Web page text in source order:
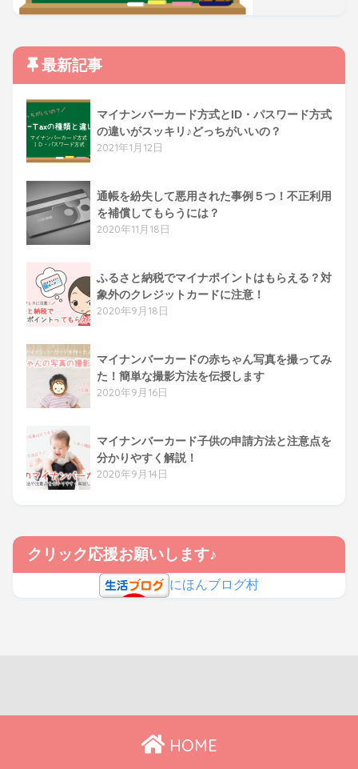
最新記事
マイナンバーカード方式とID・パスワード方式
の違いがスッキリ♪どっちがいいの？
2021年1月12日
通帳を紛失して悪用された事例５つ！不正利用
を補償してもらうには？
2020年11月18日
ふるさと納税でマイナポイントはもらえる？対
象外のクレジットカードに注意！
2020年9月18日
マイナンバーカードの赤ちゃん写真を撮ってみ
た！簡単な撮影方法を伝授します
2020年9月16日
マイナンバーカード子供の申請方法と注意点を
分かりやすく解説！
2020年9月14日
クリック応援お願いします♪
にほんブログ村
HOME